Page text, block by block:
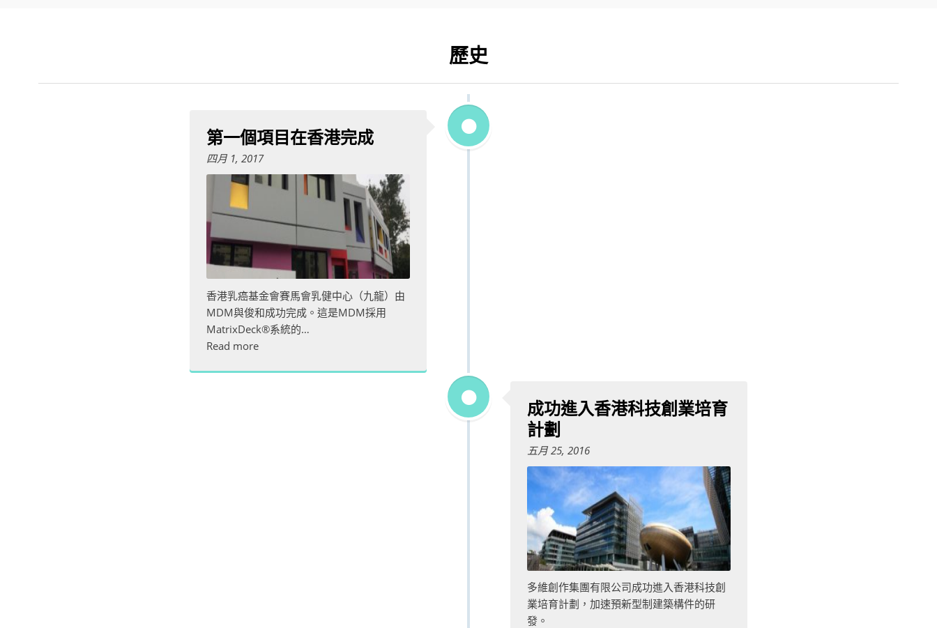
歷史
第一個項目在香港完成
四月 1, 2017
香港乳癌基金會賽馬會乳健中心（九龍）由
MDM與俊和成功完成。這是MDM採用
MatrixDeck®系統的…
Read more
成功進入香港科技創業培育
計劃
五月 25, 2016
多維創作集團有限公司成功進入香港科技創
業培育計劃，加速預新型制建築構件的研
發。